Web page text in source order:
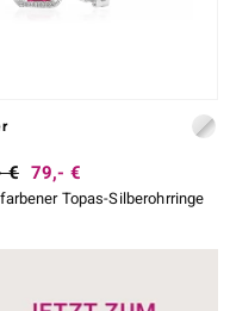
€ 79,- €
Topas-Silberohrringe